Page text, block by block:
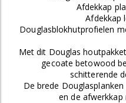
Afdekkap
Afdekkap
Douglasblokhutprofielen
Met dit Douglas
gecoate betowood
schitterende
De brede
en de